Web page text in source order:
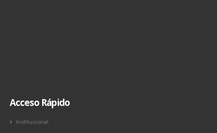
Acceso Rápido
Institucional